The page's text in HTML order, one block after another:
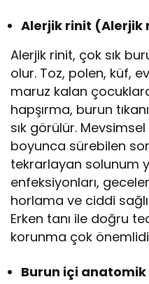
Alerjik rinit (Alerjik
Alerjik rinit, çok sık
olur. Toz, polen, küf,
maruz kalan
hapşırma, burun
sık görülür.
boyunca sürebilen
tekrarlayan solunum
enfeksiyonları,
horlama ve ciddi
Erken tanı ile doğru
korunma çok
Burun içi